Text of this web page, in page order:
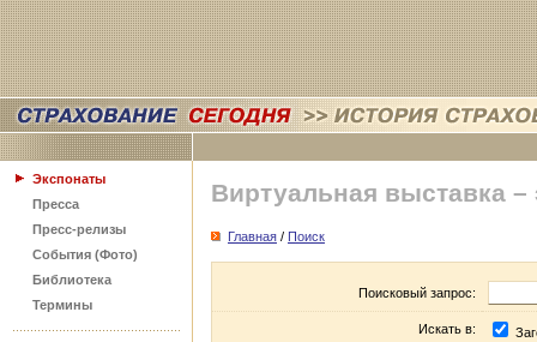
Экспонаты
Пресса
Пресс-релизы
События (Фото)
Библиотека
Термины
Виртуальная выставка –
Главная / Поиск
Поисковый запрос:
Искать в: